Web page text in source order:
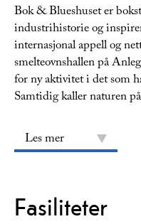
Bok & Blueshuset er
industrihistorie og
internasjonal appell og
smelteovnshallen på
for ny aktivitet i det som
Samtidig kaller naturen
Les mer
Fasiliteter